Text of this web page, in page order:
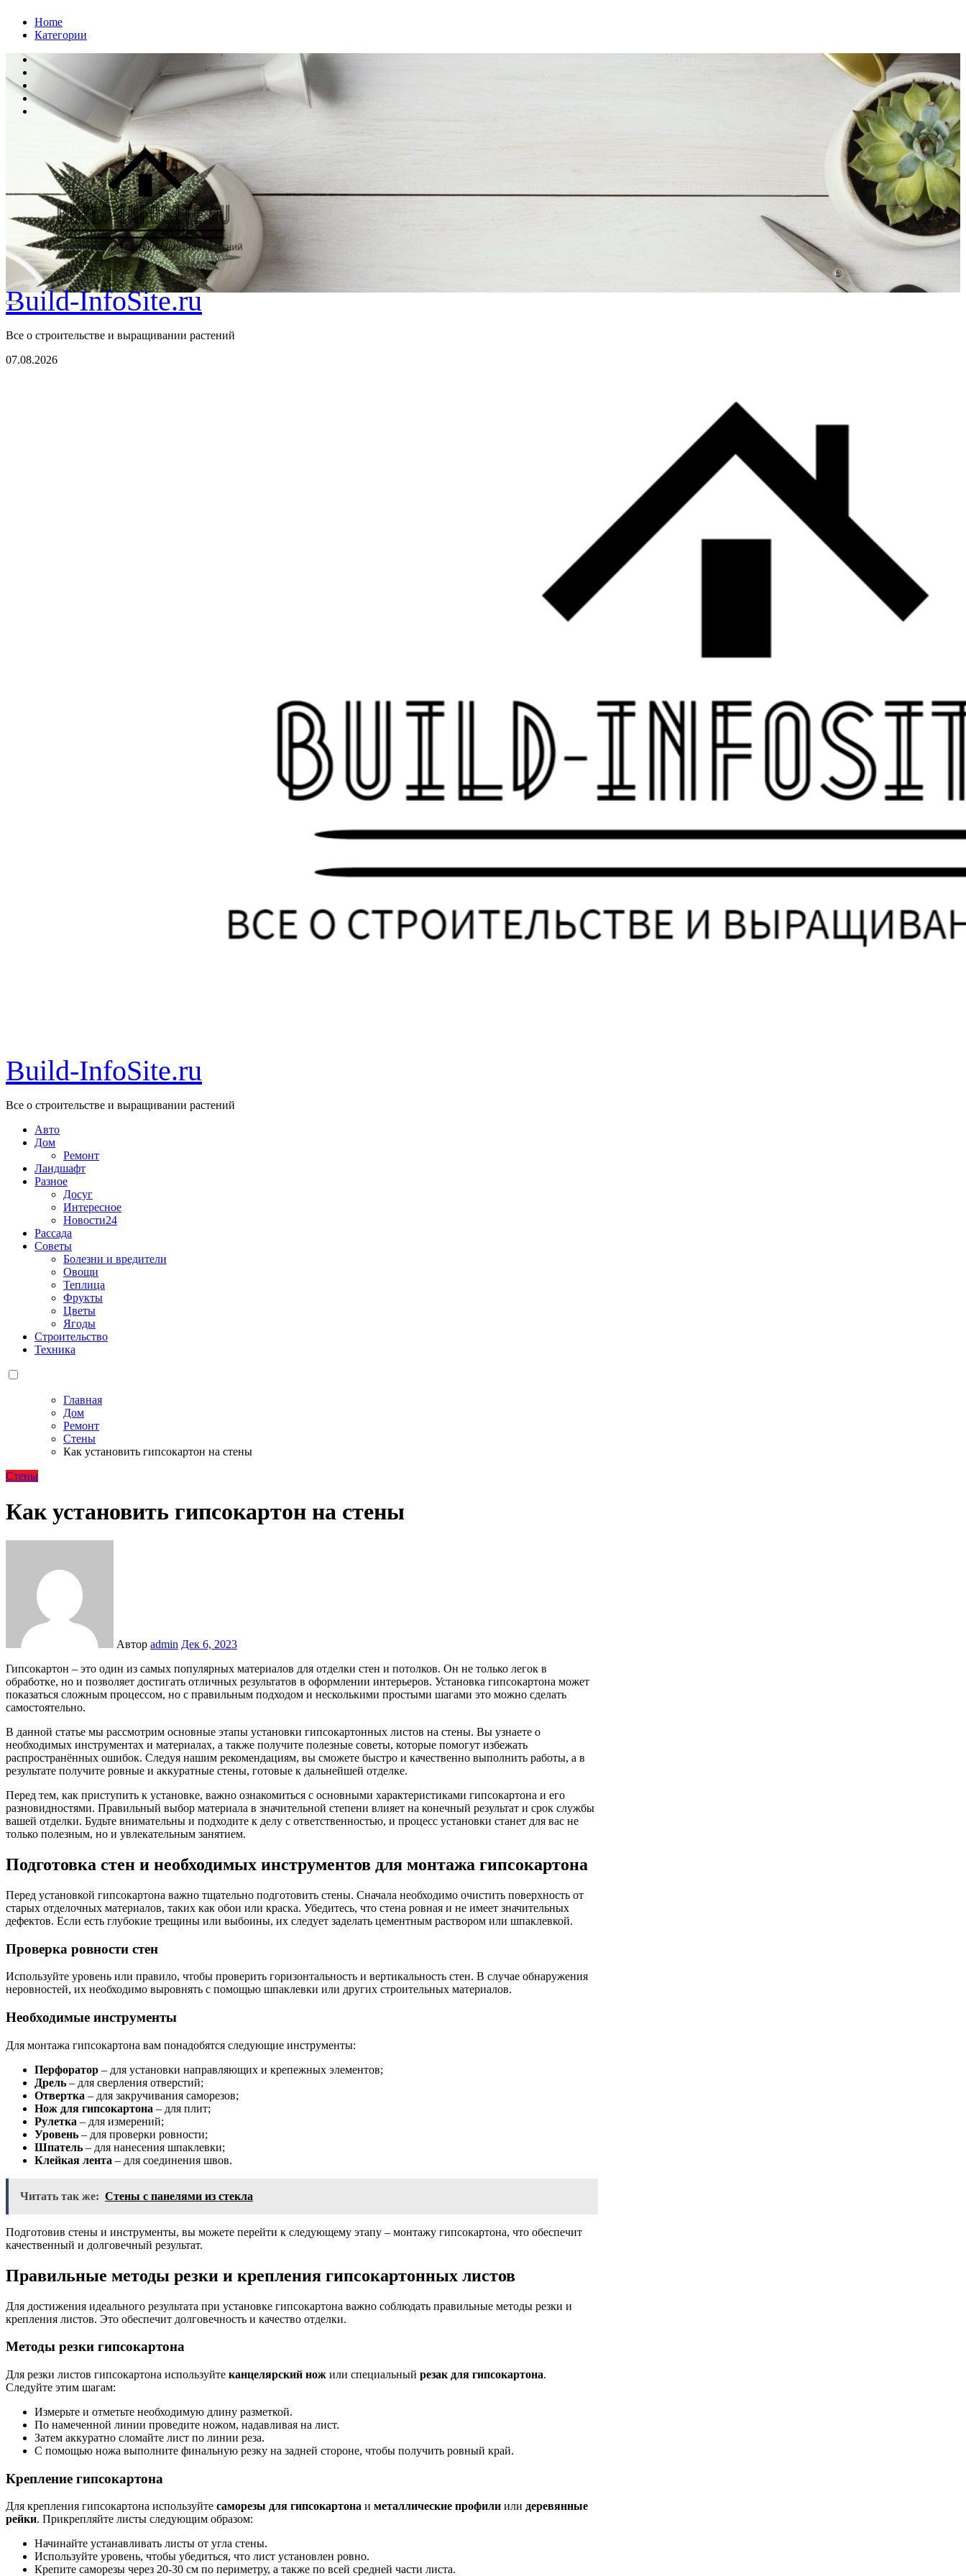
ПерейтиHome
Категории
Build-InfoSite.ru
Все о строительстве и выращивании растений
07.08.2026
Build-InfoSite.ru
Все о строительстве и выращивании растений
Авто
Дом
Ремонт
Ландшафт
Разное
Досуг
Интересное
Новости24
Рассада
Советы
Болезни и вредители
Овощи
Теплица
Фрукты
Цветы
Ягоды
Строительство
Техника
Главная
Дом
Ремонт
Стены
Как установить гипсокартон на стены
Стены
Как установить гипсокартон на стены
Автор admin Дек 6, 2023
Гипсокартон – это один из самых популярных материалов для отделки стен и потолков. Он не только легок в
обработке, но и позволяет достигать отличных результатов в оформлении интерьеров. Установка гипсокартона может
показаться сложным процессом, но с правильным подходом и несколькими простыми шагами это можно сделать
самостоятельно.
В данной статье мы рассмотрим основные этапы установки гипсокартонных листов на стены. Вы узнаете о
необходимых инструментах и материалах, а также получите полезные советы, которые помогут избежать
распространённых ошибок. Следуя нашим рекомендациям, вы сможете быстро и качественно выполнить работы, а в
результате получите ровные и аккуратные стены, готовые к дальнейшей отделке.
Перед тем, как приступить к установке, важно ознакомиться с основными характеристиками гипсокартона и его
разновидностями. Правильный выбор материала в значительной степени влияет на конечный результат и срок службы
вашей отделки. Будьте внимательны и подходите к делу с ответственностью, и процесс установки станет для вас не
только полезным, но и увлекательным занятием.
Подготовка стен и необходимых инструментов для монтажа гипсокартона
Перед установкой гипсокартона важно тщательно подготовить стены. Сначала необходимо очистить поверхность от
старых отделочных материалов, таких как обои или краска. Убедитесь, что стена ровная и не имеет значительных
дефектов. Если есть глубокие трещины или выбоины, их следует заделать цементным раствором или шпаклевкой.
Проверка ровности стен
Используйте уровень или правило, чтобы проверить горизонтальность и вертикальность стен. В случае обнаружения
неровностей, их необходимо выровнять с помощью шпаклевки или других строительных материалов.
Необходимые инструменты
Для монтажа гипсокартона вам понадобятся следующие инструменты:
Перфоратор – для установки направляющих и крепежных элементов;
Дрель – для сверления отверстий;
Отвертка – для закручивания саморезов;
Нож для гипсокартона – для плит;
Рулетка – для измерений;
Уровень – для проверки ровности;
Шпатель – для нанесения шпаклевки;
Клейкая лента – для соединения швов.
Читать так же: Стены с панелями из стекла
Подготовив стены и инструменты, вы можете перейти к следующему этапу – монтажу гипсокартона, что обеспечит
качественный и долговечный результат.
Правильные методы резки и крепления гипсокартонных листов
Для достижения идеального результата при установке гипсокартона важно соблюдать правильные методы резки и
крепления листов. Это обеспечит долговечность и качество отделки.
Методы резки гипсокартона
Для резки листов гипсокартона используйте канцелярский нож или специальный резак для гипсокартона.
Следуйте этим шагам:
Измерьте и отметьте необходимую длину разметкой.
По намеченной линии проведите ножом, надавливая на лист.
Затем аккуратно сломайте лист по линии реза.
С помощью ножа выполните финальную резку на задней стороне, чтобы получить ровный край.
Крепление гипсокартона
Для крепления гипсокартона используйте саморезы для гипсокартона и металлические профили или деревянные
рейки. Прикрепляйте листы следующим образом:
Начинайте устанавливать листы от угла стены.
Используйте уровень, чтобы убедиться, что лист установлен ровно.
Крепите саморезы через 20-30 см по периметру, а также по всей средней части листа.